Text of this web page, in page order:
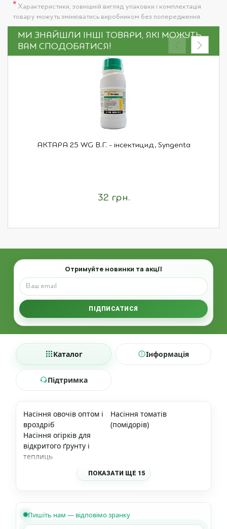
* Характеристики, зовнішній вигляд упаковки і комплектація
товару можуть змінюватись виробником без попередження.
МИ ЗНАЙШЛИ ІНШІ ТОВАРИ, ЯКІ МОЖУТЬ
ВАМ СПОДОБАТИСЯ!
АКТАРА 25 WG В.Г. - інсектицид, Syngenta
32 грн.
Email
Отримуйте новинки та акції
ПІДПИСАТИСЯ
Каталог Інформація
Підтримка
Насіння овочів оптом і
вроздріб
Насіння томатів
(помідорів)
Насіння огірків для
відкритого ґрунту і
теплиць
ПОКАЗАТИ ЩЕ 15
Пишіть нам — відповімо зранку